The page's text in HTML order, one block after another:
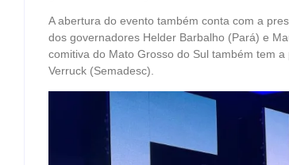
A abertura do evento também conta com a
dos governadores Helder Barbalho (Pará) e
comitiva do Mato Grosso do Sul também tem
Verruck (Semadesc).